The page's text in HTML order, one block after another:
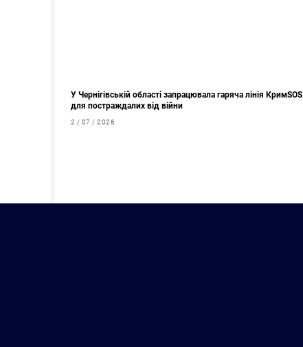
У Чернігівській області запрацювала гаряча лінія КримSOS
для постраждалих від війни
2 / 07 / 2026